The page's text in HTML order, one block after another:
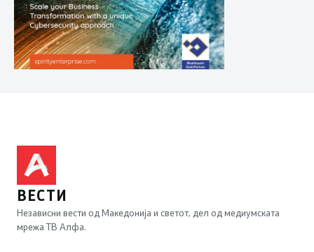
ВЕСТИ
Независни вести од Македонија и светот, дел од медиумската
мрежа ТВ Алфа.